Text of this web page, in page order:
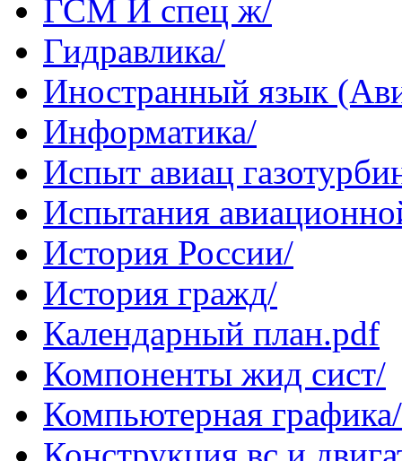
ГСМ И спец ж/
Гидравлика/
Иностранный язык
Информатика/
Испыт авиац
Испытания
История России/
История гражд/
Календарный план.pdf
Компоненты жид сист/
Компьютерная графика/